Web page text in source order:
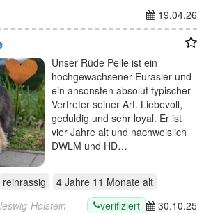
19.04.26
Unser Rüde Pelle ist ein
hochgewachsener Eurasier und
ein ansonsten absolut typischer
Vertreter seiner Art. Liebevoll,
geduldig und sehr loyal. Er ist
vier Jahre alt und nachweislich
DWLM und HD…
reinrassig 4 Jahre 11 Monate alt
Holstein verifiziert 30.10.25